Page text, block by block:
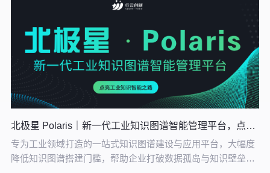
北极星 Polaris｜新一代工业知识图谱智能管理平台，点亮工业知识智能之路
专为工业领域打造的一站式知识图谱建设与应用平台，大幅度
降低知识图谱搭建门槛，帮助企业打破数据孤岛与知识壁垒，